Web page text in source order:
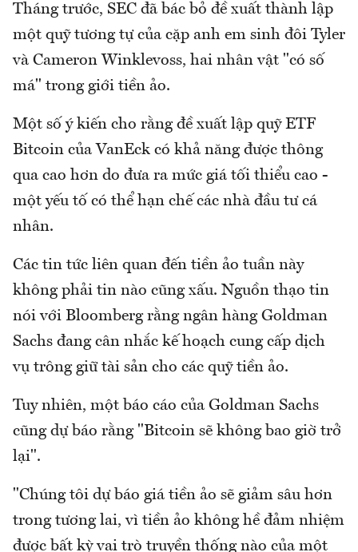
Tháng trước, SEC đã bác bỏ đề xuất thành lập
một quỹ tương tự của cặp anh em sinh đôi Tyler
và Cameron Winklevoss, hai nhân vật "có số
má" trong giới tiền ảo.
Một số ý kiến cho rằng đề xuất lập quỹ ETF
Bitcoin của VanEck có khả năng được thông
qua cao hơn do đưa ra mức giá tối thiểu cao -
một yếu tố có thể hạn chế các nhà đầu tư cá
nhân.
Các tin tức liên quan đến tiền ảo tuần này
không phải tin nào cũng xấu. Nguồn thạo tin
nói với Bloomberg rằng ngân hàng Goldman
Sachs đang cân nhắc kế hoạch cung cấp dịch
vụ trông giữ tài sản cho các quỹ tiền ảo.
Tuy nhiên, một báo cáo của Goldman Sachs
cũng dự báo rằng "Bitcoin sẽ không bao giờ trở
lại".
"Chúng tôi dự báo giá tiền ảo sẽ giảm sâu hơn
trong tương lai, vì tiền ảo không hề đảm nhiệm
được bất kỳ vai trò truyền thống nào của một